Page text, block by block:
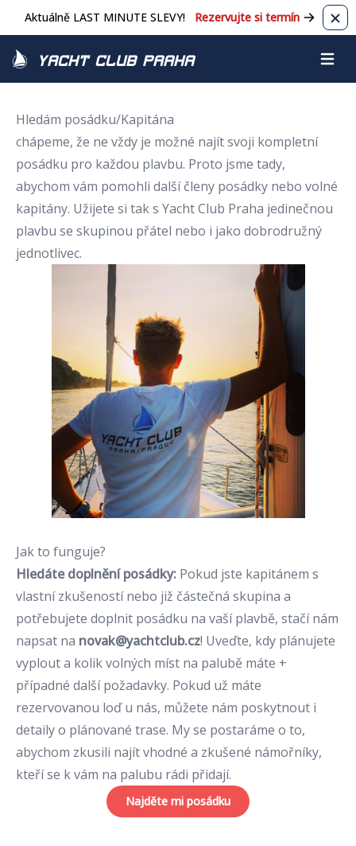
Aktuálně LAST MINUTE SLEVY! Rezervujte si termín
Yacht Club Praha
Hledám posádku/Kapitána
chápeme, že ne vždy je možné najít svoji kompletní
posádku pro každou plavbu. Proto jsme tady,
abychom vám pomohli další členy posádky nebo volné
kapitány. Užijete si tak s Yacht Club Praha jedinečnou
plavbu se skupinou přátel nebo i jako dobrodružný
jednotlivec.
Jak to funguje?
Hledáte doplnění posádky: Pokud jste kapitánem s
vlastní zkušeností nebo již částečná skupina a
potřebujete doplnit posádku na vaší plavbě, stačí nám
napsat na novak@yachtclub.cz! Uveďte, kdy plánujete
vyplout a kolik volných míst na palubě máte +
případné další požadavky. Pokud už máte
rezervovanou loď u nás, můžete nám poskytnout i
detaily o plánované trase. My se postaráme o to,
abychom zkusili najít vhodné a zkušené námořníky,
kteří se k vám na palubu rádi přidají.
Najděte mi posádku